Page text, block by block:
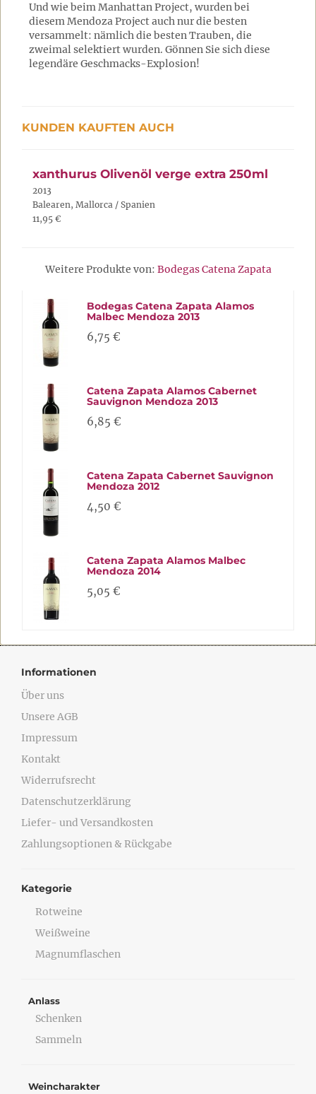
Und wie beim Manhattan Project, wurden bei
diesem Mendoza Project auch nur die besten
versammelt: nämlich die besten Trauben, die
zweimal selektiert wurden. Gönnen Sie sich diese
legendäre Geschmacks-Explosion!
KUNDEN KAUFTEN AUCH
xanthurus Olivenöl verge extra 250ml
2013
Balearen, Mallorca / Spanien
11,95 €
Weitere Produkte von: Bodegas Catena Zapata
Bodegas Catena Zapata Alamos
Malbec Mendoza 2013
6,75 €
Catena Zapata Alamos Cabernet
Sauvignon Mendoza 2013
6,85 €
Catena Zapata Cabernet Sauvignon
Mendoza 2012
4,50 €
Catena Zapata Alamos Malbec
Mendoza 2014
5,05 €
Informationen
Über uns
Unsere AGB
Impressum
Kontakt
Widerrufsrecht
Datenschutzerklärung
Liefer- und Versandkosten
Zahlungsoptionen & Rückgabe
Kategorie
Rotweine
Weißweine
Magnumflaschen
Anlass
Schenken
Sammeln
Weincharakter